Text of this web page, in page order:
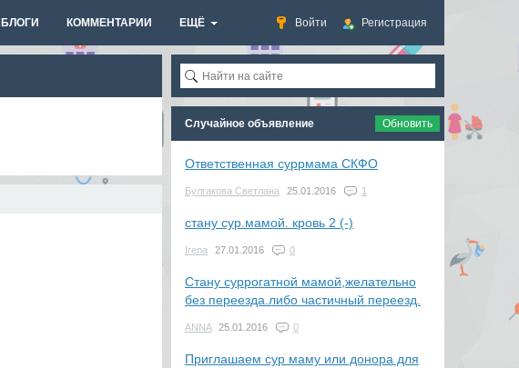
Войти Регистрация
БЛОГИ КОММЕНТАРИИ ЕЩЁ
Случайное объявление Обновить
Ответственная суррмама СКФО
Булгакова Светлана 25.01.2016 1
стану сур.мамой. кровь 2 (-)
Irena 27.01.2016 0
Стану суррогатной мамой,желательно
без переезда.либо частичный переезд.
АNNA 25.01.2016 0
Приглашаем сур маму или донора для